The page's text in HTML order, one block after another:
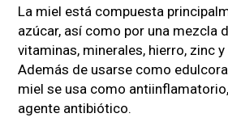
La miel está compuesta
azúcar, así como por una mezcla
vitaminas, minerales, hierro, zinc
Además de usarse como
miel se usa como
agente antibiótico.